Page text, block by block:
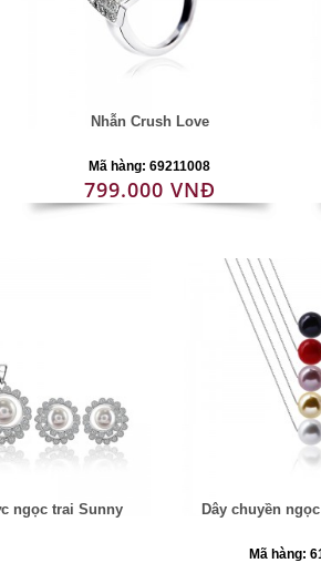
Nhẫn Crush Love
Mã hàng: 69211008
799.000 VNĐ
ngọc trai Sunny Dây chuyền
Mã hàng: